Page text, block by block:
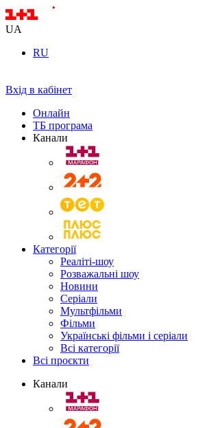
UA
RU
Вхід в кабінет
Онлайн
ТБ програма
Канали
Категорії
Реаліті-шоу
Розважальні шоу
Новини
Серіали
Мультфільми
Фільми
Українські фільми і серіали
Всі категорії
Всі проєкти
Канали